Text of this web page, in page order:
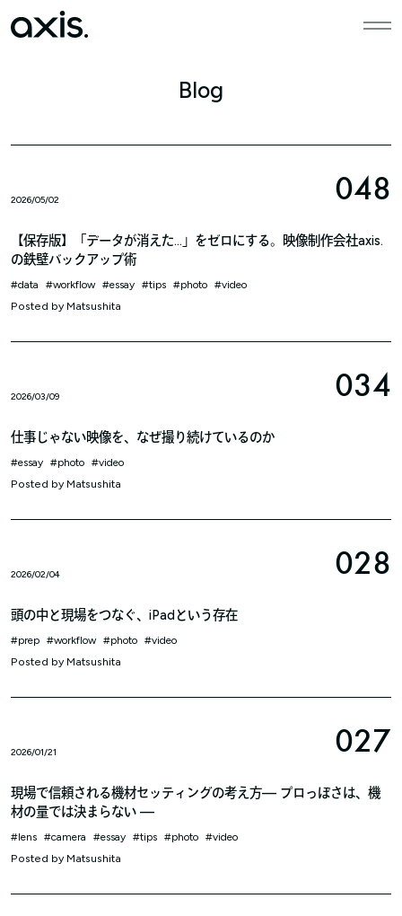
メ
Blog
2026/05/02 048
【保存版】「データが消えた…」をゼロにする。映像制作会社axis.
の鉄壁バックアップ術
data workflow essay tips photo video
Posted by Matsushita
2026/03/09 034
仕事じゃない映像を、なぜ撮り続けているのか
essay photo video
Posted by Matsushita
2026/02/04 028
頭の中と現場をつなぐ、iPadという存在
prep workflow photo video
Posted by Matsushita
2026/01/21 027
現場で信頼される機材セッティングの考え方— プロっぽさは、機
材の量では決まらない —
lens camera essay tips photo video
Posted by Matsushita